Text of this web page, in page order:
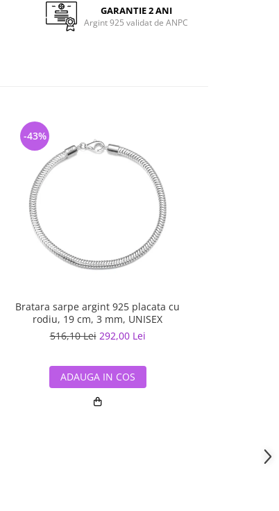
GARANTIE 2 ANI
Argint 925 validat de ANPC
Bratara sarpe argint 925 placata cu
rodiu, 19 cm, 3 mm, UNISEX
516,10 Lei 292,00 Lei
-43%
ADAUGA IN COS